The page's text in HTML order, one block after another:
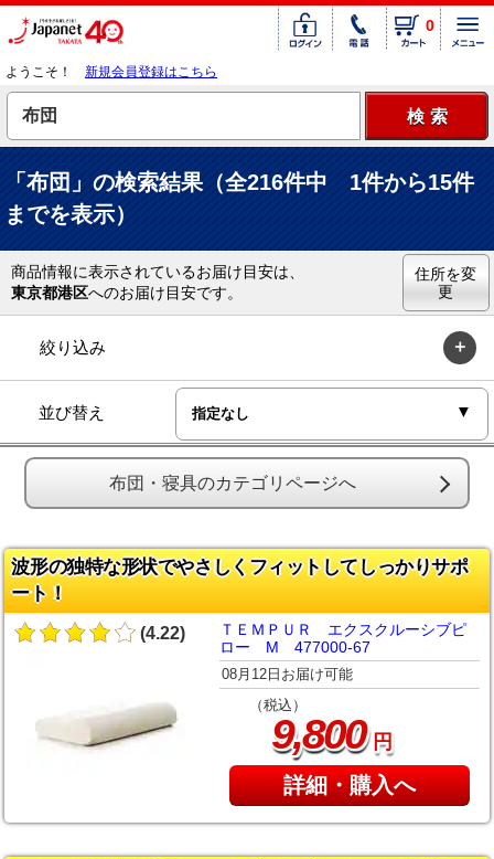
0
ようこそ！ 新規会員登録はこちら
「布団」の検索結果（全216件中 1件から15件
までを表示）
商品情報に表示されているお届け目安は、
東京都港区へのお届け目安です。
住所を変
更
絞り込み
並び替え
布団・寝具のカテゴリページへ
波形の独特な形状でやさしくフィットしてしっかりサポ
ート！
(4.22)
ＴＥＭＰＵＲ エクスクルーシブピ
ロー M 477000-67
08月12日お届け可能
（税込）
9,800円
詳細・購入へ